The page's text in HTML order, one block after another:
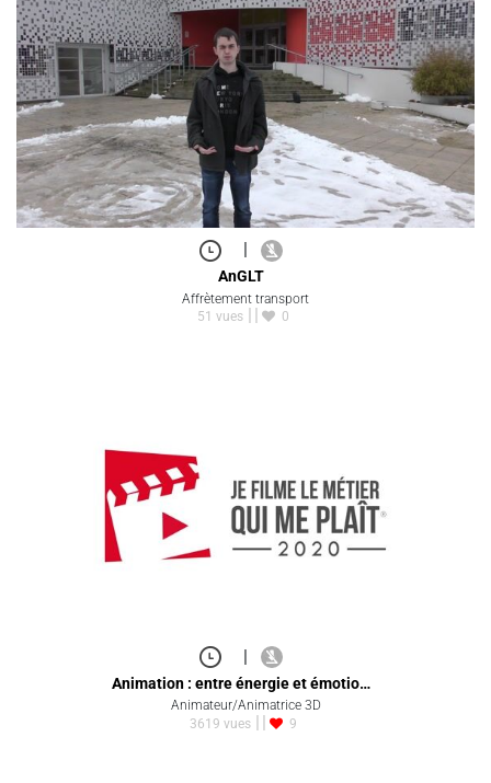
|
AnGLT
Affrètement transport
51 vues
0
|
Animation : entre énergie et émotio…
Animateur/Animatrice 3D
3619 vues
9